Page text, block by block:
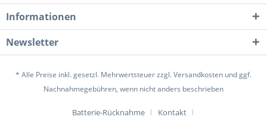
Informationen
Newsletter
* Alle Preise inkl. gesetzl. Mehrwertsteuer zzgl.Versandkosten und ggf.
Nachnahmegebühren, wenn nicht anders beschrieben
Batterie-Rücknahme Kontakt